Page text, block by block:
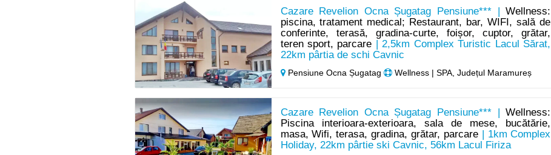
Cazare Revelion Ocna Șugatag Pensiune*** |Wellness:
piscina, tratament medical; Restaurant, bar, WIFI, sală de
conferinte, terasă, gradina-curte, foișor, cuptor, grătar,
teren sport, parcare | 2,5km Complex Turistic Lacul Sărat,
22km pârtia de schi Cavnic
Pensiune Ocna Șugatag Wellness | SPA, Județul Maramureș
Cazare Revelion Ocna Șugatag Pensiune*** |Wellness:
Piscina interioara-exterioara, sala de mese, bucătărie,
masa, Wifi, terasa, gradina, grătar, parcare| 1km Complex
Holiday, 22km pârtie ski Cavnic, 56km Lacul Firiza